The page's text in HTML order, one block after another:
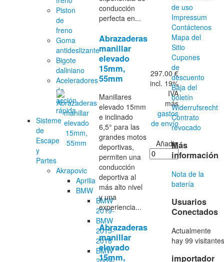
Piston
de
freno
Goma
antideslizante
Bigote
daliniano
Aceleradores
de
acción
rápida
Sisteme
de
Escape
y
Partes
Akrapovic
Aprilia
BMW
BMW
2019-
BMW
2015-
2018
BMW
conducción
perfecta en...
Abrazaderas
manillar
elevado
15mm,
55mm
Manillares
elevado 15mm
e inclinado
6,5° para las
grandes motos
deportivas,
permiten una
conducción
deportiva al
más alto nivel
y una
experiencia...
297.00 €
incl. 19%
IVA
más
gastos
de envío
Añadir:
Abrazaderas
manillar
elevado
15mm,
de uso
Impressum
Contáctenos
Mapa del
Sitio
Cupones
de
descuento
Baja del
boletín
Widerrufsrecht
Contrato
revocado
Más
información
Nota de la
batería
Usuarios
Conectados
Actualmente
hay 99
importador